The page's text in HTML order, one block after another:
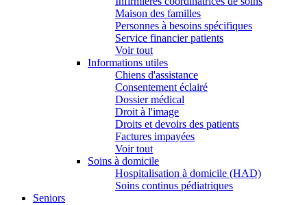
Maison des familles
Personnes à besoins spécifiques
Service financier patients
Voir tout
Informations utiles
Chiens d'assistance
Consentement éclairé
Dossier médical
Droit à l'image
Droits et devoirs des patients
Factures impayées
Voir tout
Soins à domicile
Hospitalisation à domicile (HAD)
Soins continus pédiatriques
Seniors